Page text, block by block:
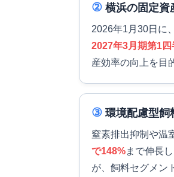
② 横浜の固定資
2026年1月30日に
2027年3月期第1
産効率の向上を目
③ 環境配慮型飼
窒素排出抑制や温
で148%まで伸長
が、飼料セグメン